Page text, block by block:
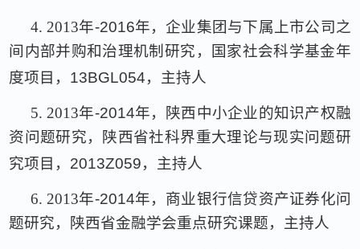
4. 2013年-2016年，企业集团与下属上市公司之
间内部并购和治理机制研究，国家社会科学基金年
度项目， 13BGL054，主持人
5. 2013年-2014年，陕西中小企业的知识产权融
资问题研究，陕西省社科界重大理论与现实问题研
究项目， 2013Z059，主持人
6. 2013年-2014年，商业银行信贷资产证券化问
题研究，陕西省金融学会重点研究课题，主持人